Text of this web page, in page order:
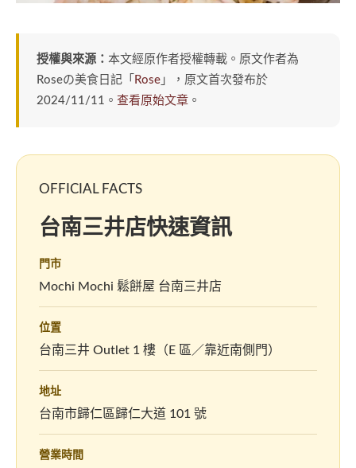
授權與來源： 本文經原作者授權轉載。原文作者為
Roseの美食日記「 Rose 」，原文首次發布於
2024/11/11。 查看原始文章 。
OFFICIAL FACTS
台南三井店快速資訊
門市
Mochi Mochi 鬆餅屋 台南三井店
位置
台南三井 Outlet 1 樓（E 區／靠近南側門）
地址
台南市歸仁區歸仁大道 101 號
營業時間